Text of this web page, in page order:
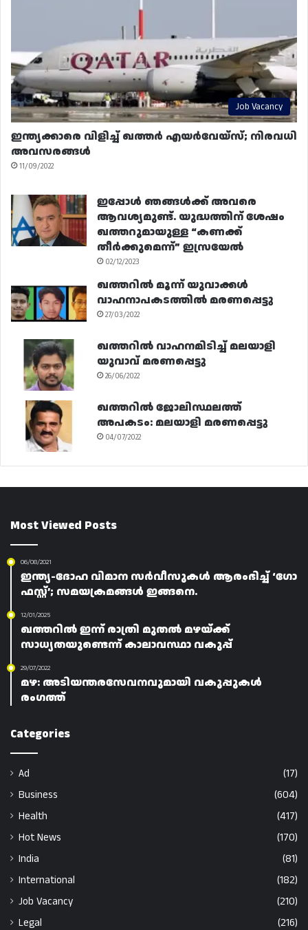
Job Vacancy
ഇന്ത്യക്കാരെ വിളിച്ച് ഖത്തർ എയർവേയ്‌സ്; നിരവധി
അവസരങ്ങൾ
11/09/2022
ഇപ്പോൾ ഞങ്ങൾക്ക് അവരെ
ആവശ്യമുണ്ട്. യുദ്ധത്തിന് ശേഷം
ഖത്തറുമായുള്ള “കണക്ക്
തീർക്കുമെന്ന്” ഇസ്രയേൽ
02/12/2023
ഖത്തറിൽ മൂന്ന് യുവാക്കൾ
വാഹനാപകടത്തിൽ മരണപ്പെട്ടു
27/03/2022
ഖത്തറിൽ വാഹനമിടിച്ച് മലയാളി
യുവാവ് മരണപ്പെട്ടു
26/06/2022
ഖത്തറിൽ ജോലിസ്ഥലത്ത്
അപകടം: മലയാളി മരണപ്പെട്ടു
04/07/2022
Most Viewed Posts
06/08/2021
ഇന്ത്യ-ദോഹ വിമാന സർവീസുകൾ ആരംഭിച്ച് ‘ഗോ
ഫസ്റ്റ്’; സമയക്രമങ്ങൾ ഇങ്ങനെ.
12/01/2025
ഖത്തറിൽ ഇന്ന് രാത്രി മുതൽ മഴയ്ക്ക്
സാധ്യതയുണ്ടെന്ന് കാലാവസ്ഥാ വകുപ്പ്
29/07/2022
മഴ: അടിയന്തരസേവനവുമായി വകുപ്പുകൾ
രംഗത്ത്
Categories
Ad
(17)
Business
(604)
Health
(417)
Hot News
(170)
India
(81)
International
(182)
Job Vacancy
(210)
Legal
(216)